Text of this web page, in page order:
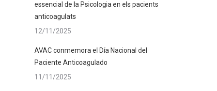
essencial de la Psicologia en els pacients
anticoagulats
12/11/2025
AVAC conmemora el Día Nacional del
Paciente Anticoagulado
11/11/2025